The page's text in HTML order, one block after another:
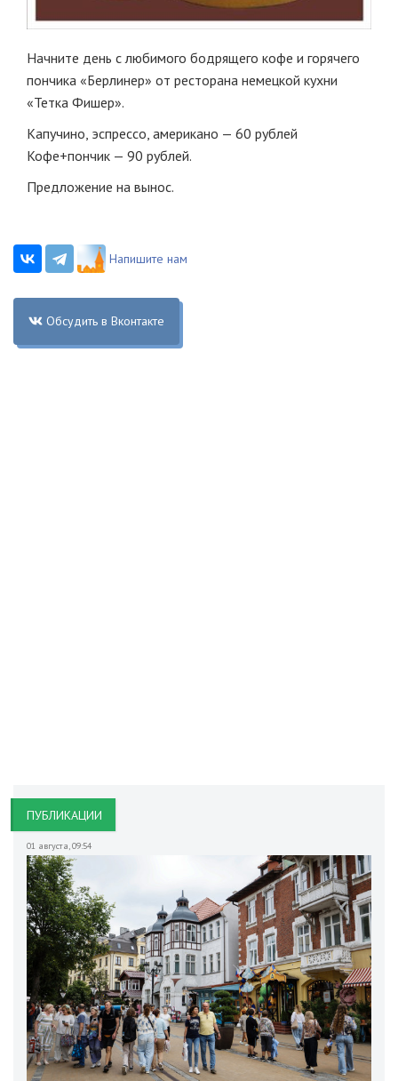
Начните день с любимого бодрящего кофе и горячего
пончика «Берлинер» от ресторана немецкой кухни
«Тетка Фишер».
Капучино, эспрессо, американо — 60 рублей
Кофе+пончик — 90 рублей.
Предложение на вынос.
Напишите нам
Обсудить в Вконтакте
ПУБЛИКАЦИИ
01 августа,09:54